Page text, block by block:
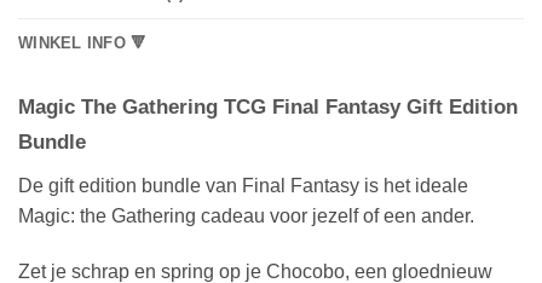
WINKEL INFO 🔻
Magic The Gathering TCG Final Fantasy Gift Edition
Bundle
De gift edition bundle van Final Fantasy is het ideale
Magic: the Gathering cadeau voor jezelf of een ander.
Zet je schrap en spring op je Chocobo, een gloednieuw